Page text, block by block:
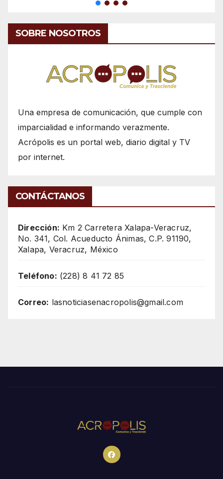
SOBRE NOSOTROS
Una empresa de comunicación, que cumple con
imparcialidad e informando verazmente.
Acrópolis es un portal web, diario digital y TV
por internet.
CONTÁCTANOS
Dirección: Km 2 Carretera Xalapa-Veracruz,
No. 341, Col. Acueducto Ánimas, C.P. 91190,
Xalapa, Veracruz, México
Teléfono: (228) 8 41 72 85
Correo: lasnoticiasenacropolis@gmail.com